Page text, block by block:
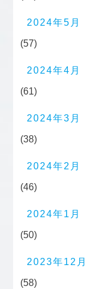
2024年5月
(57)
2024年4月
(61)
2024年3月
(38)
2024年2月
(46)
2024年1月
(50)
2023年12月
(58)